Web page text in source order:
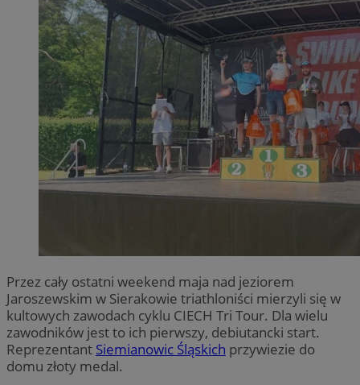
Przez cały ostatni weekend maja nad jeziorem
Jaroszewskim w Sierakowie triathloniści mierzyli się w
kultowych zawodach cyklu CIECH Tri Tour. Dla wielu
zawodników jest to ich pierwszy, debiutancki start.
Reprezentant Siemianowic Śląskich przywiezie do
domu złoty medal.